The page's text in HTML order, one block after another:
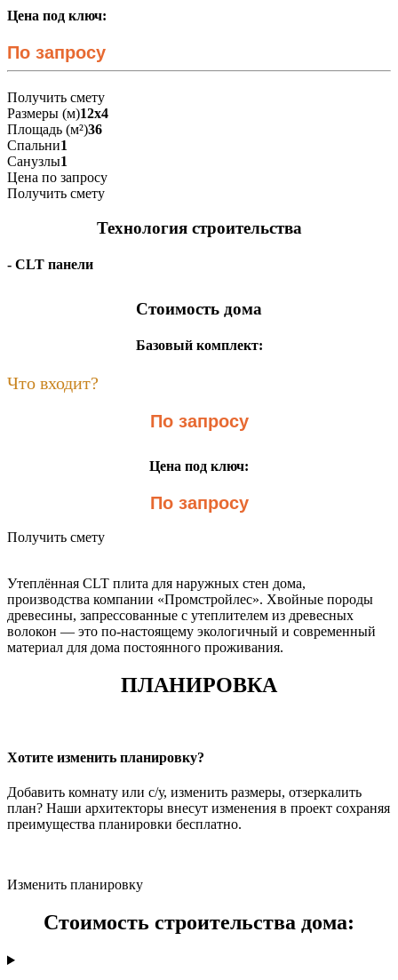
Цена под ключ:
По запросу
Получить смету
Размеры (м)12х4
Площадь (м²)36
Спальни1
Санузлы1
Цена по запросу
Получить смету
Технология строительства
- CLT панели
Стоимость дома
Базовый комплект:
Что входит?
По запросу
Цена под ключ:
По запросу
Получить смету
Утеплённая CLT плита для наружных стен дома,
производства компании «Промстройлес». Хвойные породы
древесины, запрессованные с утеплителем из древесных
волокон — это по-настоящему экологичный и современный
материал для дома постоянного проживания.
ПЛАНИРОВКА
Хотите изменить планировку?
Добавить комнату или с/у, изменить размеры, отзеркалить
план? Наши архитекторы внесут изменения в проект сохраняя
преимущества планировки бесплатно.
Изменить планировку
Стоимость строительства дома: